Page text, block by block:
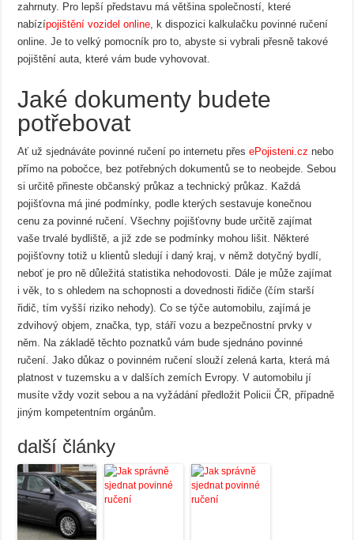
zahrnuty. Pro lepší představu má většina společností, které
nabízípojištění vozidel online, k dispozici kalkulačku povinné ručení
online. Je to velký pomocník pro to, abyste si vybrali přesně takové
pojištění auta, které vám bude vyhovovat.
Jaké dokumenty budete
potřebovat
Ať už sjednáváte povinné ručení po internetu přesePojisteni.cz nebo
přímo na pobočce, bez potřebných dokumentů se to neobejde. Sebou
si určitě přineste občanský průkaz a technický průkaz. Každá
pojišťovna má jiné podmínky, podle kterých sestavuje konečnou
cenu za povinné ručení. Všechny pojišťovny bude určitě zajímat
vaše trvalé bydliště, a již zde se podmínky mohou lišit. Některé
pojišťovny totiž u klientů sledují i daný kraj, v němž dotyčný bydlí,
neboť je pro ně důležitá statistika nehodovosti. Dále je může zajímat
i věk, to s ohledem na schopnosti a dovednosti řidiče (čím starší
řidič, tím vyšší riziko nehody). Co se týče automobilu, zajímá je
zdvihový objem, značka, typ, stáří vozu a bezpečnostní prvky v
něm. Na základě těchto poznatků vám bude sjednáno povinné
ručení. Jako důkaz o povinném ručení slouží zelená karta, která má
platnost v tuzemsku a v dalších zemích Evropy. V automobilu jí
musíte vždy vozit sebou a na vyžádání předložit Policii ČR, případně
jiným kompetentním orgánům.
další články